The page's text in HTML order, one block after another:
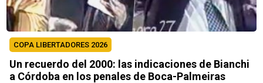
COPA LIBERTADORES 2026
Un recuerdo del 2000: las indicaciones de Bianchi
a Córdoba en los penales de Boca-Palmeiras